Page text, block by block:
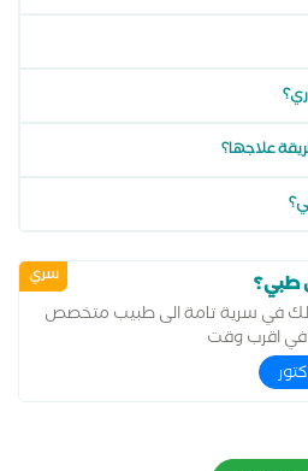
علاجها؟
سري طبي؟
في سرية تامة الى طبيب متخصص
في اقرب وقت